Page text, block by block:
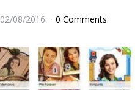
02/08/2016 0 Comments